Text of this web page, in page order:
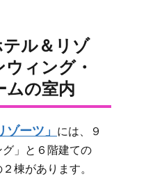
ル＆リゾ
ィング・
ムの室内
ゾーツ」
には、９
」と６階建ての
棟があります。